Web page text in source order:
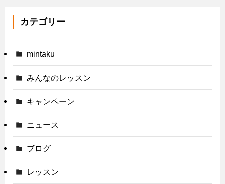
カテゴリー
mintaku
みんなのレッスン
キャンペーン
ニュース
ブログ
レッスン